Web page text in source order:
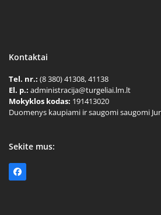
Kontaktai
Tel. nr.: (8 380) 41308, 41138
El. p.: administracija@turgeliai.lm.lt
Mokyklos kodas: 191413020
Duomenys kaupiami ir saugomi saugomi
Sekite mus:
Facebook